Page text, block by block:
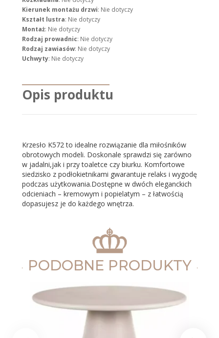
Kierunek montażu drzwi: Nie dotyczy
Kształt lustra: Nie dotyczy
Montaż: Nie dotyczy
Rodzaj prowadnic: Nie dotyczy
Rodzaj zawiasów: Nie dotyczy
Uchwyty: Nie dotyczy
Opis produktu
Krzesło K572 to idealne rozwiązanie dla miłośników
obrotowych modeli. Doskonale sprawdzi się zarówno
w jadalni,jak i przy toaletce czy biurku. Komfortowe
siedzisko z podłokietnikami gwarantuje relaks i wygodę
podczas użytkowania.Dostępne w dwóch eleganckich
odcieniach – kremowym i popielatym – z łatwością
dopasujesz je do każdego wnętrza.
PODOBNE PRODUKTY